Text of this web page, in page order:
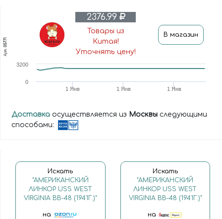
Арт.
05771
2376.99
Товары из
Китая!
Уточнять цену!
В магазин
1 Янв 1 Янв 1 Янв
0
3200
Доставка осуществляется из Москвы следующими
способами:
Искать
"АМЕРИКАНСКИЙ
ЛИНКОР USS WEST
VIRGINIA BB-48 (1941Г.)"
на
Искать
"АМЕРИКАНСКИЙ
ЛИНКОР USS WEST
VIRGINIA BB-48 (1941Г.)"
на